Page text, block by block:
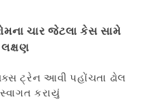
ચાર જેટલા કેસ સામે